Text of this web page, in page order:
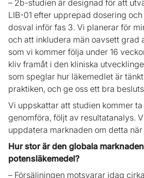
– 2b-studien är designad för att
LIB-01 efter upprepad dosering
dosval inför fas 3. Vi planerar för
och att inkludera män oavsett grad
som vi kommer följa under 16
kliv framåt i den kliniska
som speglar hur läkemedlet är
praktiken, och ge oss ett bra
Vi uppskattar att studien kommer
genomföra, följt av resultatanalys.
uppdatera marknaden om detta
Hur stor är den globala
potensläkemedel?
– Försäljningen motsvarar idag